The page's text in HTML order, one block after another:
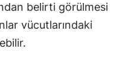
belirti görülmesi
vücutlarındaki